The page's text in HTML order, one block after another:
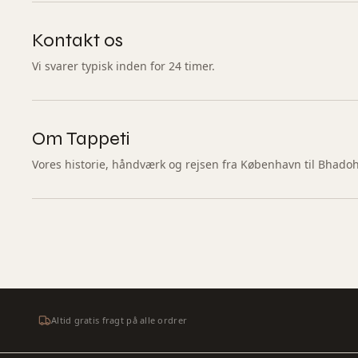
Kontakt os
Vi svarer typisk inden for 24 timer.
Om Tappeti
Vores historie, håndværk og rejsen fra København til
Altid gratis fragt på alle ordrer